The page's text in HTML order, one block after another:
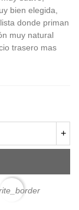
bien elegida,
donde priman
muy natural
trasero mas
+